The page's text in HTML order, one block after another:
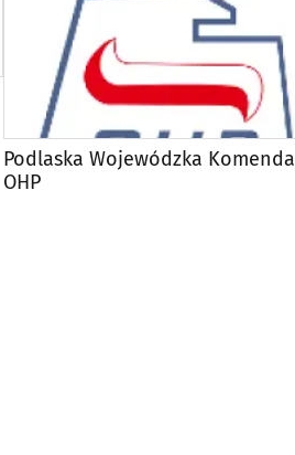
Podlaska Wojewódzka Komenda
OHP